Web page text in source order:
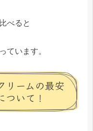
べると
ています。
リームの最安
いて！